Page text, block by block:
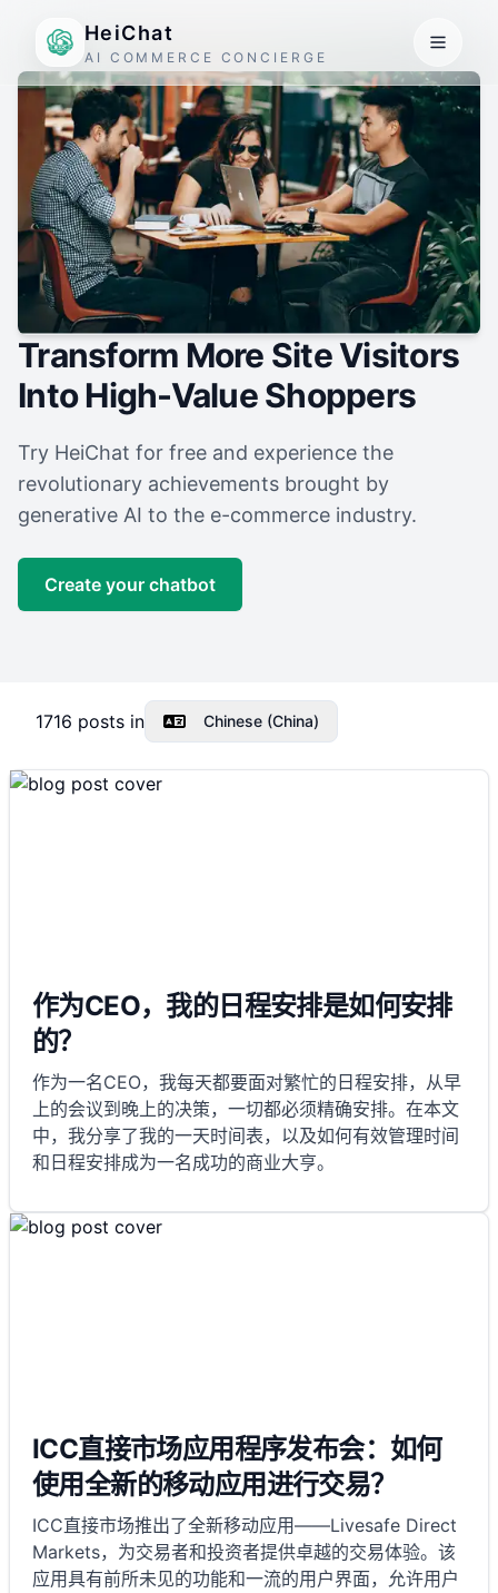
HeiChat
AI COMMERCE CONCIERGE
Transform More Site Visitors
Into High-Value Shoppers
Try HeiChat for free and experience the
revolutionary achievements brought by
generative AI to the e-commerce industry.
Create your chatbot
1716 posts in Chinese (China)
作为CEO，我的日程安排是如何安排
的？
作为一名CEO，我每天都要面对繁忙的日程安排，从早
上的会议到晚上的决策，一切都必须精确安排。在本文
中，我分享了我的一天时间表，以及如何有效管理时间
和日程安排成为一名成功的商业大亨。
ICC直接市场应用程序发布会：如何
使用全新的移动应用进行交易？
ICC直接市场推出了全新移动应用——Livesafe Direct
Markets，为交易者和投资者提供卓越的交易体验。该
应用具有前所未见的功能和一流的用户界面，允许用户